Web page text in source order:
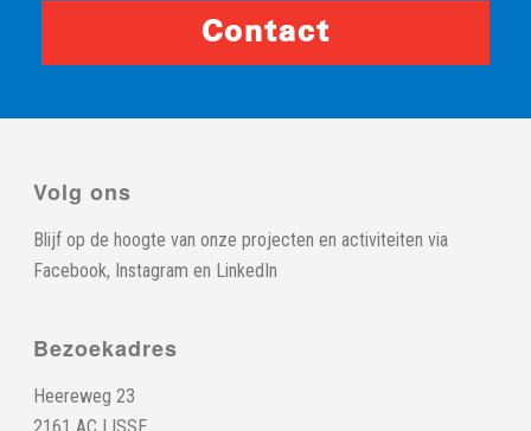
Contact
Volg ons
Blijf op de hoogte van onze projecten en activiteiten via
Facebook, Instagram en LinkedIn
Bezoekadres
Heereweg 23